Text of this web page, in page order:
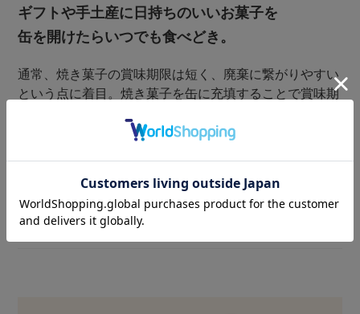
ギフトや手土産に日持ちのいいお菓子を
缶を開けたらいつでも食べどき。
通常、焼き菓子の賞味期限は短く、廃棄に繋がりやすい
という点に着目。焼き菓子を缶に充填することで賞味期
も出来立ての味が楽しめるため、備蓄食料としてもおす
喜ばれること間違いなしです。